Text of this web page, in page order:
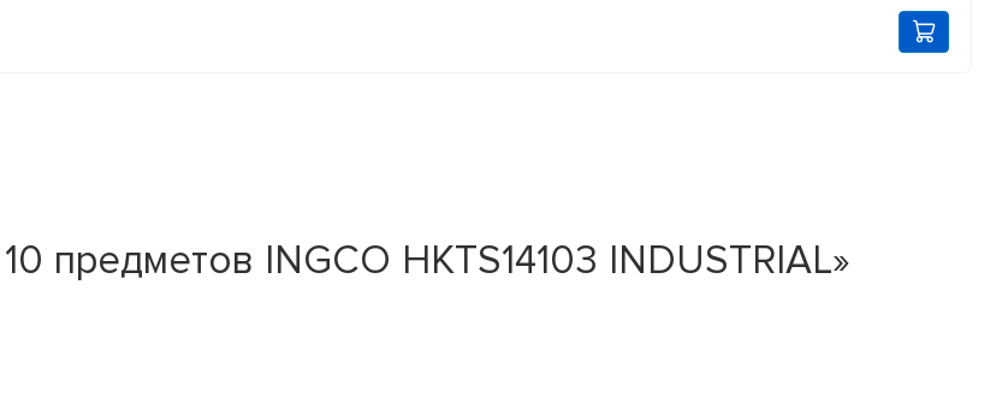
предметов INGCO HKTS14103 INDUSTRIAL»